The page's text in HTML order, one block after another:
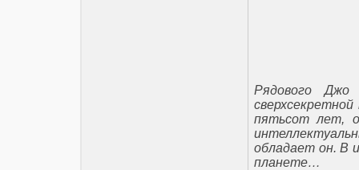
Рядового
пятьсот лет,
обладает он. В
планете…